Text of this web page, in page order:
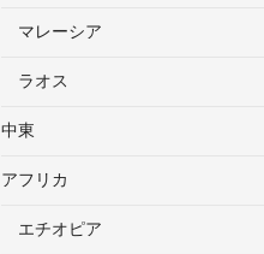
マレーシア
ラオス
中東
アフリカ
エチオピア